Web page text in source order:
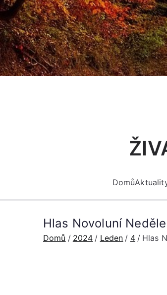
Přeskočit
na
obsah
Domů
Hlas Novoluní
Domů 2024 Leden 4 Hlas